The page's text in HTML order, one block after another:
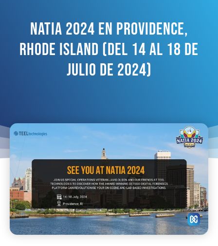
NATIA 2024 En Providence,
Rhode Island (del 14 Al 18 De
Julio De 2024)